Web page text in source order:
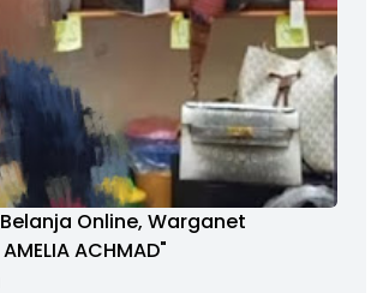
Online, Warganet
ACHMAD"